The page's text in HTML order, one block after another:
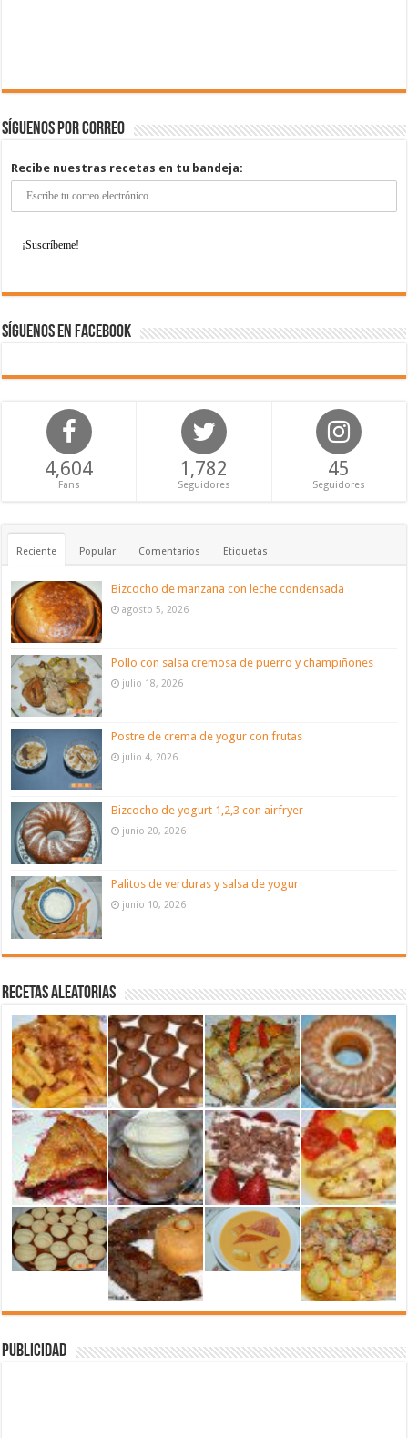
Síguenos por correo
Recibe nuestras recetas en tu bandeja:
Síguenos en Facebook
4,604
Fans
1,782
Seguidores
45
Seguidores
Reciente Popular Comentarios Etiquetas
Bizcocho de manzana con leche condensada
agosto 5, 2026
Pollo con salsa cremosa de puerro y champiñones
julio 18, 2026
Postre de crema de yogur con frutas
julio 4, 2026
Bizcocho de yogurt 1,2,3 con airfryer
junio 20, 2026
Palitos de verduras y salsa de yogur
junio 10, 2026
Recetas aleatorias
Publicidad